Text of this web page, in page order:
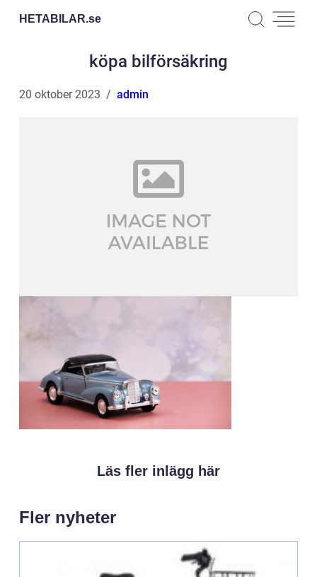
HETABILAR.se
köpa bilförsäkring
20 oktober 2023 admin
Läs fler inlägg här
Fler nyheter